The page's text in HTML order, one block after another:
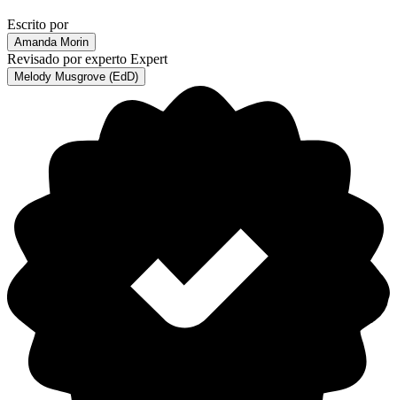
Escrito por
Amanda Morin
Revisado por experto Expert
Melody Musgrove (EdD)